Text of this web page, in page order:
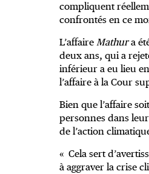
compliquent
confrontés en ce
L’affaire Mathura
deux ans, qui a
inférieur a eu lieu
l’affaire à la Cour
Bien que l’affaire
personnes dans
de l’action
« Cela sert
à aggraver la crise